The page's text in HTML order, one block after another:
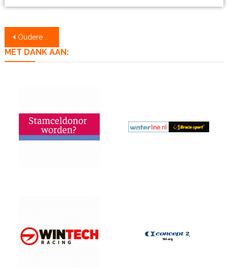
Berichtennavigatie
Oudere berichten
MET DANK AAN: